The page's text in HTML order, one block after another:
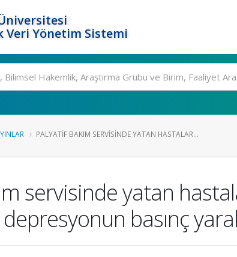
Veri Yönetim Sistemi
PALYATIF BAKIM SERVISINDE YATAN HASTALAR...
servisinde yatan
basınç